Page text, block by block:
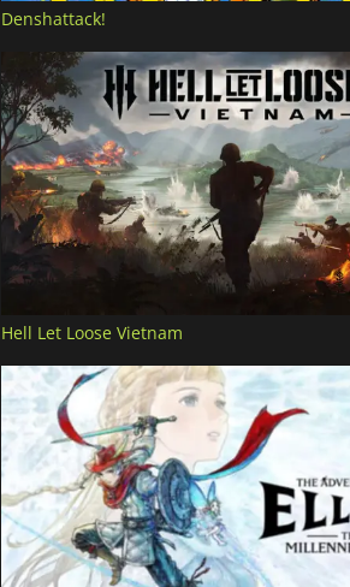
Denshattack!
Hell Let Loose Vietnam